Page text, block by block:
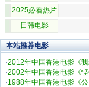
2025必看热片
日韩电影
本站推荐电影
·2012年中国香港电影《
·2002年中国香港电影《
·1988年中国香港电影《